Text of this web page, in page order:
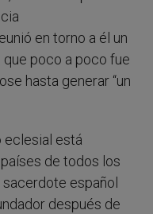
en torno a él un
poco a poco fue
hasta generar “un
eclesial está
de todos los
español
después de